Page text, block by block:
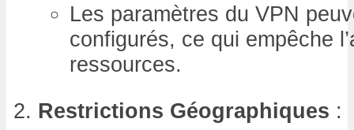
Les paramètres du VPN
configurés, ce qui empêche
ressources.
Restrictions Géographiques :